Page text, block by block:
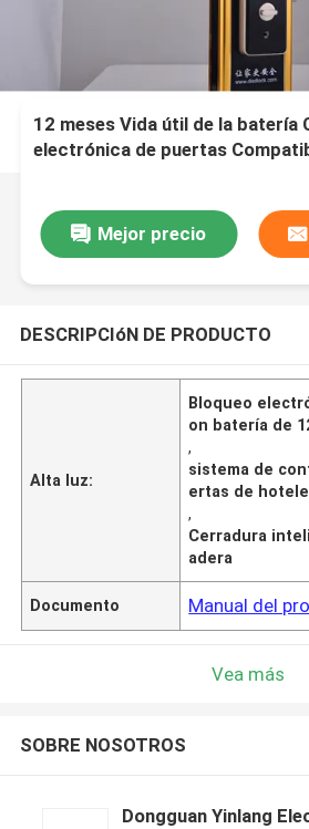
12 meses Vida útil de la batería
electrónica de puertas
Mejor precio
DESCRIPCIóN DE PRODUCTO
Alta luz:
Bloqueo
on batería de
,
sistema de
ertas de
,
Cerradura
adera
Documento Manual del
Vea más
SOBRE NOSOTROS
Dongguan Yinlang